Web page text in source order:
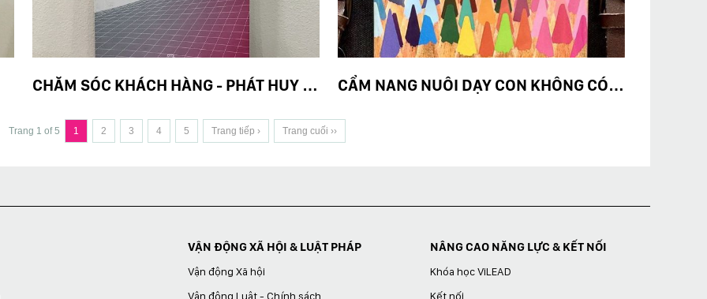
CHĂM SÓC KHÁCH HÀNG - PHÁT HUY LỢI THẾ CẠNH TRANH CẨM NANG NUÔI DẠY CON KHÔNG CÓ ĐỊNH KIẾN GIỚI
Trang 1 of 5 1 2 3 4 5 Trang tiếp › Trang cuối ››
VẬN ĐỘNG XÃ HỘI & LUẬT PHÁP
Vận động Xã hội
Vận động Luật - Chính sách
NÂNG CAO NĂNG LỰC & KẾT NỐI
Khóa học ViLEAD
Kết nối